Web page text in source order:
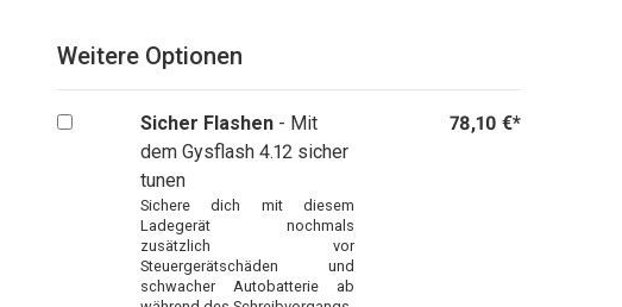
Weitere Optionen
Sicher Flashen - Mit
dem Gysflash 4.12 sicher
tunen
Sichere dich mit diesem
Ladegerät nochmals
zusätzlich vor
Steuergerätschäden und
schwacher Autobatterie ab
78,10 €*